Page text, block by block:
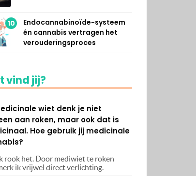
10
Endocannabinoïde-systeem
én cannabis vertragen het
verouderingsproces
vind jij?
wiet denk je niet
aan roken, maar ook dat is
Hoe gebruik jij medicinale
rook het. Door mediwiet te roken
ik vrijwel direct verlichting.